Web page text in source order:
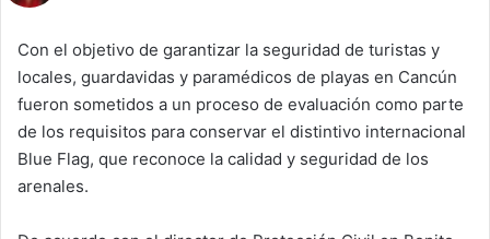
Con el objetivo de garantizar la seguridad de turistas y
locales, guardavidas y paramédicos de playas en Cancún
fueron sometidos a un proceso de evaluación como parte
de los requisitos para conservar el distintivo internacional
Blue Flag, que reconoce la calidad y seguridad de los
arenales.